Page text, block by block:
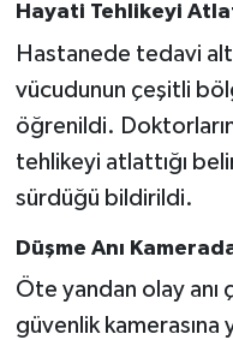
Hayati Tehlikeyi
Hastanede tedavi
vücudunun çeşitli
öğrenildi.
tehlikeyi atlattığı
sürdüğü bildirildi.
Düşme Anı
Öte yandan olay anı
güvenlik kamerasına